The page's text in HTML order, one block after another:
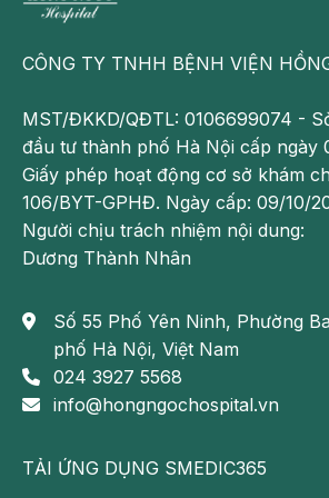
cho mẹ bầu câu trả lời chắc chắn,
cơ có thể gay sảy thai.
Thông thường, thai phụ có thể bắt
tra sàng lọc. Sau đó, nếu nguy cơ
cao, mẹ bầu nên thực hiện xét nghiệm
Có thể bạn quan tâm:
Double test và Triple
Giới tính của thai nhi được
thế nào?
Lợi ích của siêu âm Doppler
Các phương pháp giúp mẹ
chứng Down khi mang bầu
CÔNG TY TNHH BỆNH VIỆN
MST/ĐKKD/QĐTL: 0106699074 -
đầu tư thành phố Hà Nội cấp ngày
Giấy phép hoạt động cơ sở khám
106/BYT-GPHĐ. Ngày cấp: 09/10/
Người chịu trách nhiệm nội dung:
Dương Thành Nhân
Số 55 Phố Yên Ninh, Phường
phố Hà Nội, Việt Nam
024 3927 5568
info@hongngochospital.vn
TẢI ỨNG DỤNG SMEDIC365